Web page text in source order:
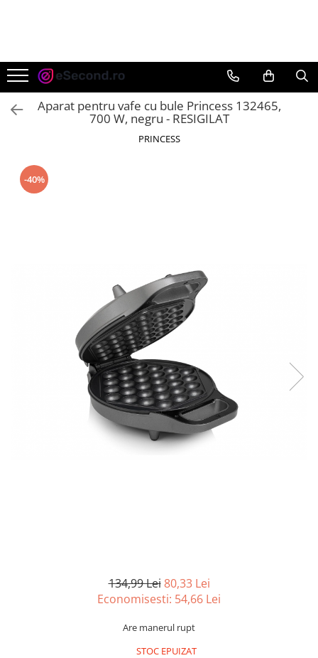
Auto Moto
Accesorii Auto
Anvelope & Jante
Electronice Auto
Intretinere & Cosmetica auto
Bucatarie & Servire
Curatenie si intretinere
Hobby-uri creative
Iluminat & Electrice
Kit-uri automatizari porti si usi
Scule electrice si unelte
Silicon, spume si solutii tehnice
Aparat pentru vafe cu bule Princess 132465,
700 W, negru - RESIGILAT
PRINCESS
-40%
134,99 Lei 80,33 Lei
Economisesti: 54,66 Lei
Are manerul rupt
STOC EPUIZAT